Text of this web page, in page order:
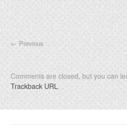
← Previous
Comments are closed, but you can
Trackback URL.